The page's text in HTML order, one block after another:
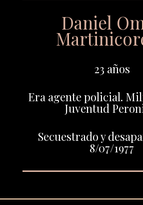
Daniel
23 años
Era agente policial.
Juventud
Secuestrado y
8/07/1977